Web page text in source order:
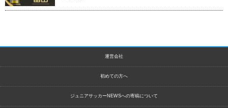
運営会社
初めての方へ
ジュニアサッカーNEWSへの寄稿について